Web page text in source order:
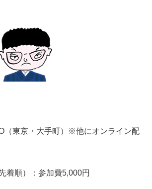
（東京・大手町）※他にオンライン配
着順）：参加費5,000円